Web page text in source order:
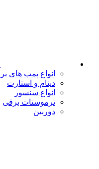
انواع پمپ های
دینام و استارت
انواع سنسور
ترموستات برقی
دوربین